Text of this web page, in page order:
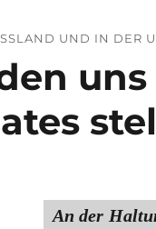
UND IN DER
An der